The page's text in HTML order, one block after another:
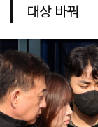
대상 바꿔